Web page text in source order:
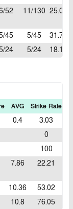
52 11/130 25.03
45 5/45
31.72
24 5/24 18.13
AVG Strike Rate
0.4 3.03
0
100
7.86 22.21
10.36 53.02
10.8 76.05